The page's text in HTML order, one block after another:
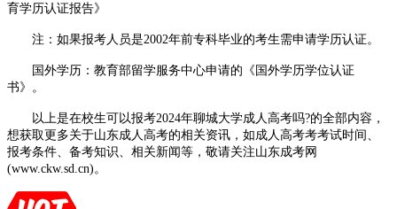
育学历认证报告》
注：如果报考人员是2002年前专科毕业的考生需申请学历认证。
国外学历：教育部留学服务中心申请的《国外学历学位认证
书》。
以上是在校生可以报考2024年聊城大学成人高考吗?的全部内容，
想获取更多关于山东成人高考的相关资讯，如成人高考考考试时间、
报考条件、备考知识、相关新闻等，敬请关注山东成考网
(www.ckw.sd.cn)。